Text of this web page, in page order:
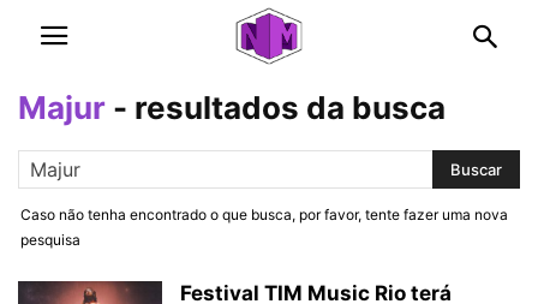
Majur - resultados da busca
Caso não tenha encontrado o que busca, por favor, tente fazer uma nova
pesquisa
Festival TIM Music Rio terá